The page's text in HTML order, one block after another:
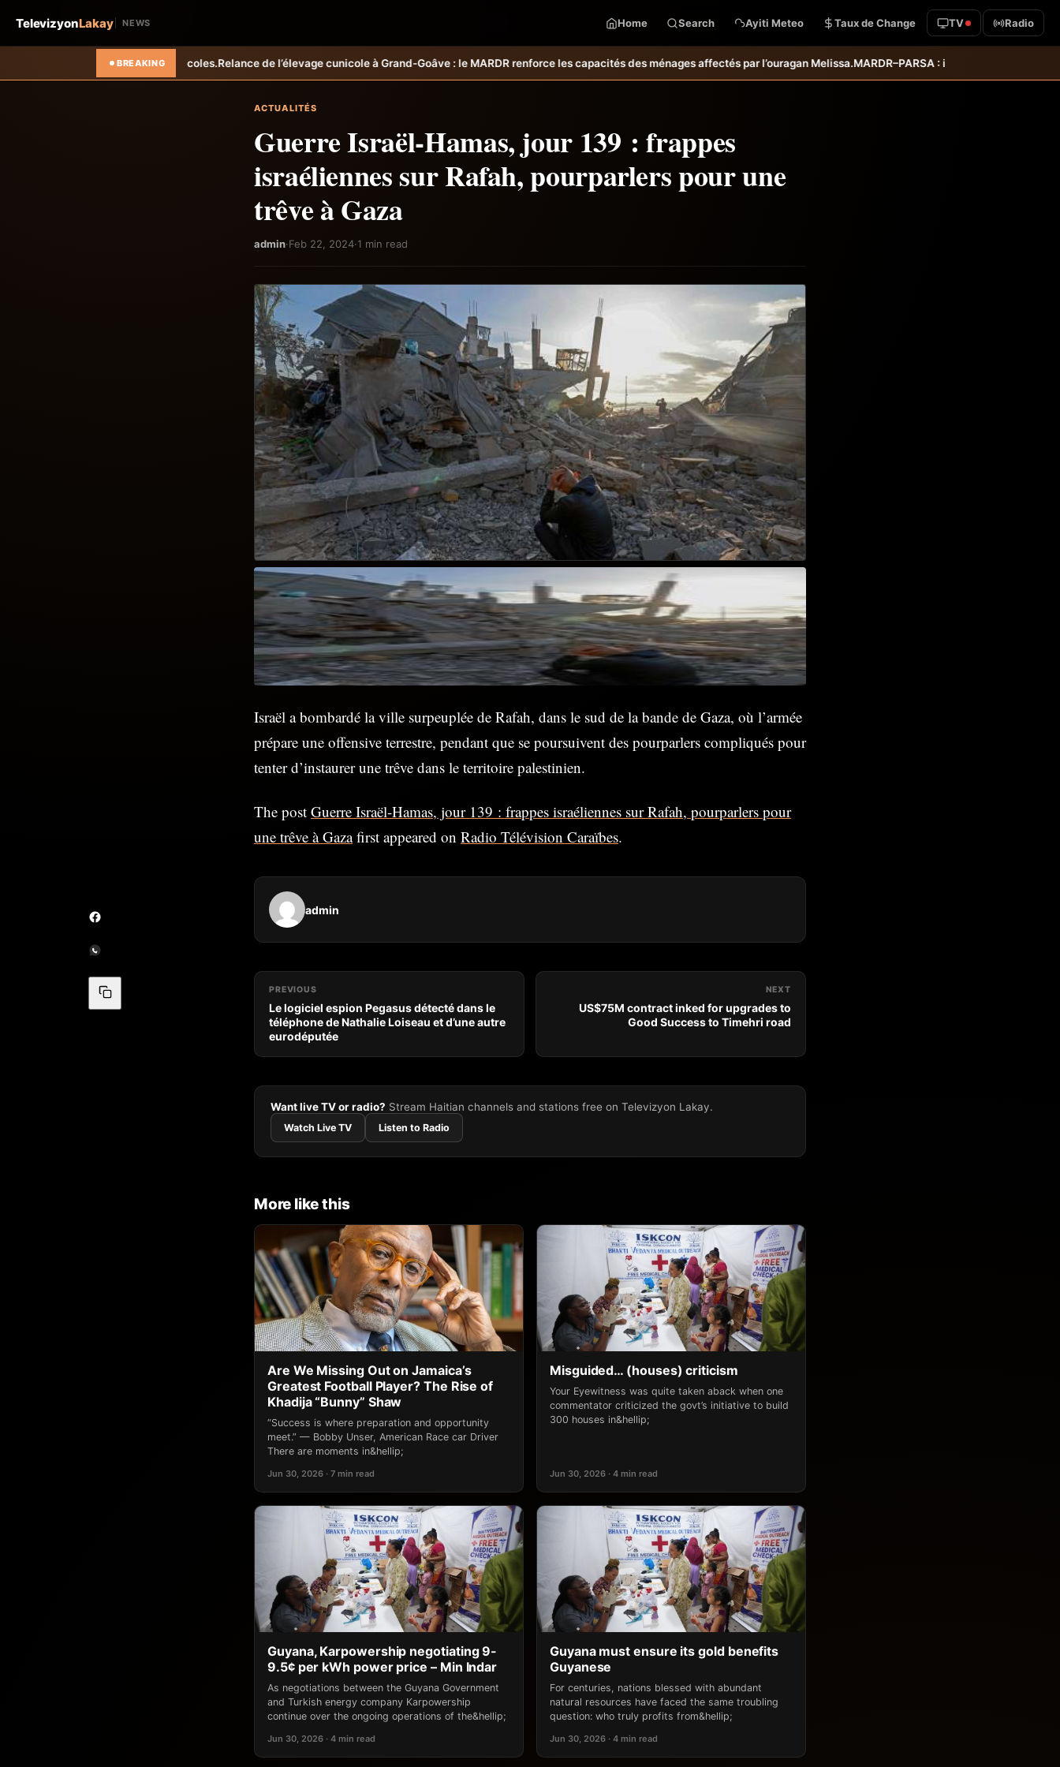
TelevizyonLakay NEWS Home Search Ayiti Meteo Taux de Change TV Radio
BREAKING
Relance de l’élevage cunicole à Grand-Goâve : le MARDR renforce les capacités des ménages affectés par l’ouragan Melissa.MARDR–PARSA : inauguration d’infrastructures agricoles dans les
ACTUALITÉS
Guerre Israël-Hamas, jour 139 : frappes
israéliennes sur Rafah, pourparlers pour une
trêve à Gaza
admin·Feb 22, 2024·1 min read
Israël a bombardé la ville surpeuplée de Rafah, dans le sud de la bande de Gaza, où l’armée
prépare une offensive terrestre, pendant que se poursuivent des pourparlers compliqués pour
tenter d’instaurer une trêve dans le territoire palestinien.
The post Guerre Israël-Hamas, jour 139 : frappes israéliennes sur Rafah, pourparlers pour
une trêve à Gazafirst appeared on Radio Télévision Caraïbes.
admin
PREVIOUS
Le logiciel espion Pegasus détecté dans le
téléphone de Nathalie Loiseau et d’une autre
eurodéputée
NEXT
US$75M contract inked for upgrades to
Good Success to Timehri road
Want live TV or radio? Stream Haitian channels and stations free on Televizyon Lakay.
Watch Live TV Listen to Radio
More like this
Are We Missing Out on Jamaica’s
Greatest Football Player? The Rise of
Khadija “Bunny” Shaw
“Success is where preparation and opportunity
meet.” — Bobby Unser, American Race car Driver
There are moments in&hellip;
Jun 30, 2026 · 7 min read
Misguided… (houses) criticism
Your Eyewitness was quite taken aback when one
commentator criticized the govt’s initiative to build
300 houses in&hellip;
Jun 30, 2026 · 4 min read
Guyana, Karpowership negotiating 9-
9.5¢ per kWh power price – Min Indar
As negotiations between the Guyana Government
and Turkish energy company Karpowership
continue over the ongoing operations of the&hellip;
Jun 30, 2026 · 4 min read
Guyana must ensure its gold benefits
Guyanese
For centuries, nations blessed with abundant
natural resources have faced the same troubling
question: who truly profits from&hellip;
Jun 30, 2026 · 4 min read